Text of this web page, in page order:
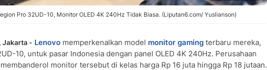
Pro 32UD-10, Monitor OLED 4K 240Hz Tidak Biasa. (Liputan6.com/ Yuslianson)
Jakarta - Lenovo memperkenalkan model monitor gaming terbaru mereka,
10, untuk pasar Indonesia dengan panel OLED 4K 240Hz. Perusahaan
monitor tersebut di kelas harga Rp 16 juta hingga Rp 18 jutaan.